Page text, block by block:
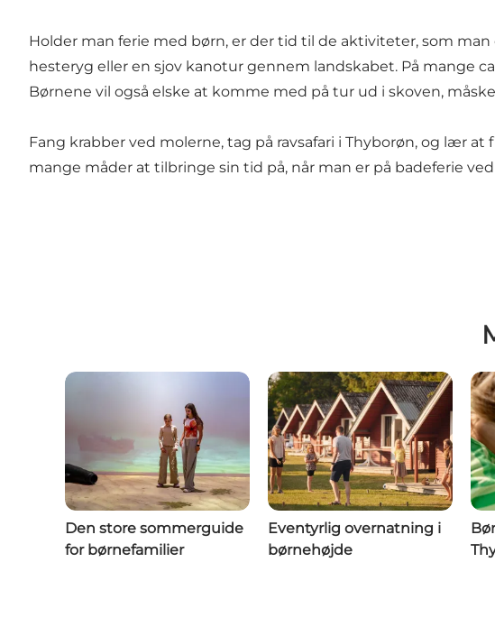
Holder man ferie med børn, er der tid til de aktiviteter, som
hesteryg eller en sjov kanotur gennem landskabet. På mange
Børnene vil også elske at komme med på tur ud i skoven,
Fang krabber ved molerne, tag på ravsafari i Thyborøn, og lær at
mange måder at tilbringe sin tid på, når man er på badeferie
Den store sommerguide
for børnefamilier
Eventyrlig overnatning i
børnehøjde